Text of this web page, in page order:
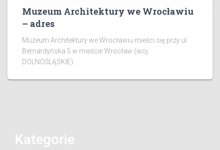
Muzeum Architektury we Wrocławiu
– adres
Muzeum Architektury we Wrocławiu mieści się przy ul.
Bernardyńska 5 w mieście Wrocław (woj.
DOLNOŚLĄSKIE)
Kategorie